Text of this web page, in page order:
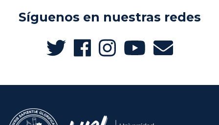
Síguenos en nuestras redes